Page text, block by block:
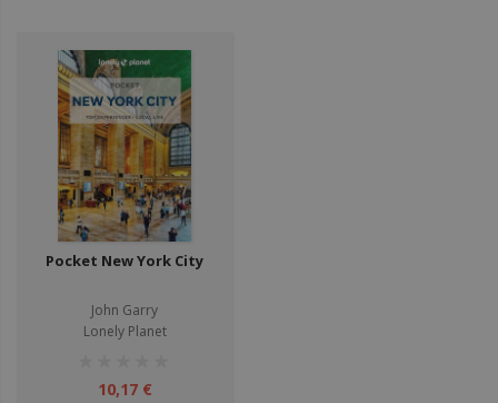
Pocket New York City
John Garry
Lonely Planet
10,17 €